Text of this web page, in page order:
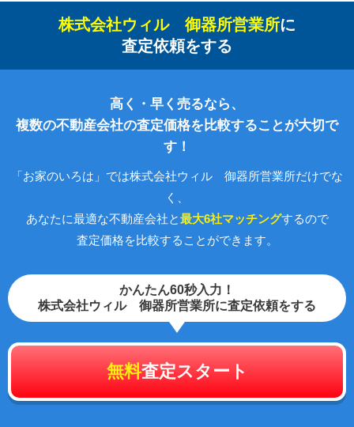
株式会社ウィル 御器所営業所に
査定依頼をする
高く・早く売るなら、
複数の不動産会社の査定価格を比較することが大切で
す！
「お家のいろは」では株式会社ウィル 御器所営業所だけでな
く、
あなたに最適な不動産会社と最大6社マッチングするので
査定価格を比較することができます。
かんたん60秒入力！
株式会社ウィル 御器所営業所に査定依頼をする
無料査定スタート